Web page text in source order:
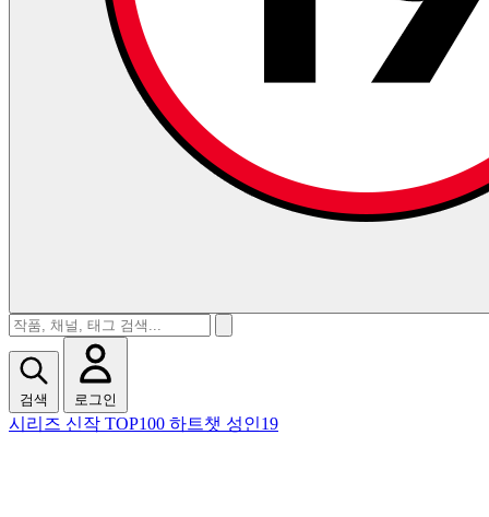
검색 로그인
시리즈 신작 TOP100 하트챗 성인19